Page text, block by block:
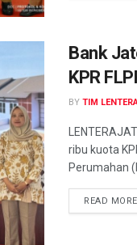
Bank
KPR
BY TIM
ribu kuota
Perumahan
READ MORE